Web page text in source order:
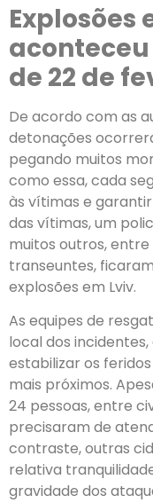
Explosões
de 22 de
De acordo com as
detonações
pegando muitos
como essa, cada
às vítimas e
das vítimas, um
muitos outros,
transeuntes,
explosões em Lviv.
As equipes de
local dos
estabilizar os
mais próximos.
24 pessoas, entre
precisaram de
contraste, outras
relativa
gravidade dos